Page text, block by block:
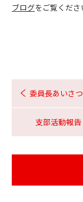
ブログをご覧くださ
委員長あいさ
支部活動報